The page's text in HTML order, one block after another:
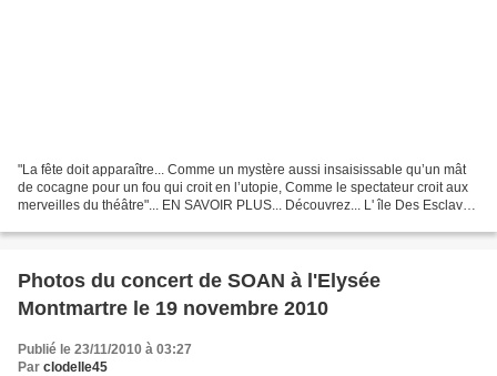
"La fête doit apparaître... Comme un mystère aussi insaisissable qu’un mât
de cocagne pour un fou qui croit en l’utopie, Comme le spectateur croit aux
merveilles du théâtre"... EN SAVOIR PLUS... Découvrez... L' île Des Esclaves
Photos du concert de SOAN à l'Elysée
Montmartre le 19 novembre 2010
Publié le 23/11/2010 à 03:27
Par clodelle45